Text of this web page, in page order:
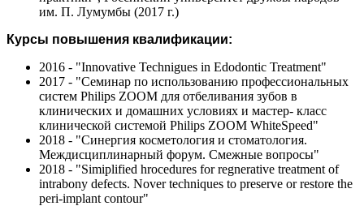
им. П. Лумумбы (2017 г.)
Курсы повышения квалификации:
2016 - "Innovative Technigues in Edodontic Treatment"
2017 - "Семинар по использованию профессиональных
систем Philips ZOOM для отбеливания зубов в
клинических и домашних условиях и мастер- класс
клинической системой Philips ZOOM WhiteSpeed"
2018 - "Синергия косметология и стоматология.
Междисциплинарный форум. Смежные вопросы"
2018 - "Simiplified hrocedures for regnerative treatment of
intrabony defects. Nover techniques to preserve or restore the
peri-implant contour"